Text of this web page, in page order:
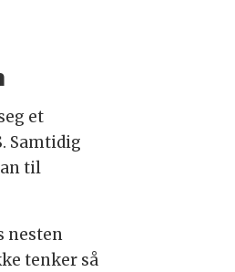
et
Samtidig
til
nesten
tenker så